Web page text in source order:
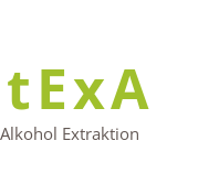
Extraktion